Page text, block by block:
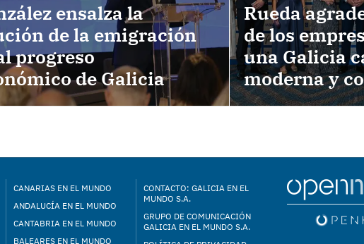
ensalza la
de la emigración
progreso
de Galicia
Rueda
de los
una Galicia
moderna y
CANARIAS EN EL MUNDO
ANDALUCÍA EN EL MUNDO
CANTABRIA EN EL MUNDO
BALEARES EN EL MUNDO
CONTACTO: GALICIA EN EL
MUNDO S.A.
GRUPO DE COMUNICACIÓN
GALICIA EN EL MUNDO S.A.